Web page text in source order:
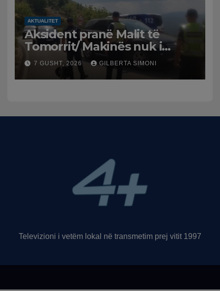
AKTUALITET
Aksident pranë Malit të
Tomorrit/ Makinës nuk i
punuan frenat dhe doli nga
rruga, plagosen 7 persona,
dy në gjendje të rëndë te
7 GUSHT, 2026 GILBERTA SIMONI
Televizioni i vetëm lokal në transmetim prej vitit 1997